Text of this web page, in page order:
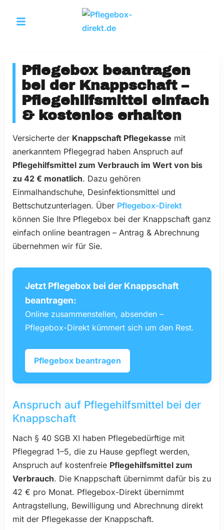
Pflegebox beantragen
bei der Knappschaft –
Pflegehilfsmittel einfach
& kostenlos erhalten
Versicherte der Knappschaft Pflegekasse mit
anerkanntem Pflegegrad haben Anspruch auf
Pflegehilfsmittel zum Verbrauch im Wert von bis
zu 42 € monatlich. Dazu gehören
Einmalhandschuhe, Desinfektionsmittel und
Bettschutzunterlagen. Über Pflegebox-Direkt
können Sie Ihre Pflegebox bei der Knappschaft ganz
einfach online beantragen – Antrag & Abrechnung
übernehmen wir für Sie.
Jetzt Pflegebox bei der Knappschaft
beantragen:
Online zusammenstellen, absenden –
Pflegebox-Direkt kümmert sich um den Rest.
Pflegebox beantragen
Anspruch auf Pflegehilfsmittel bei der
Knappschaft
Nach § 40 SGB XI haben Pflegebedürftige mit
Pflegegrad 1–5, die zu Hause gepflegt werden,
Anspruch auf kostenfreie Pflegehilfsmittel zum
Verbrauch. Die Knappschaft übernimmt dafür bis zu
42 € pro Monat. Pflegebox-Direkt übernimmt
Antragstellung, Bewilligung und Abrechnung direkt
mit der Pflegekasse der Knappschaft.